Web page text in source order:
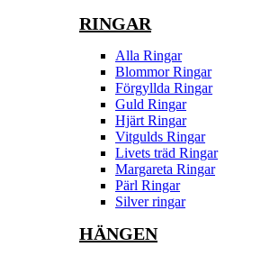
RINGAR
Alla Ringar
Blommor Ringar
Förgyllda Ringar
Guld Ringar
Hjärt Ringar
Vitgulds Ringar
Livets träd Ringar
Margareta Ringar
Pärl Ringar
Silver ringar
HÄNGEN